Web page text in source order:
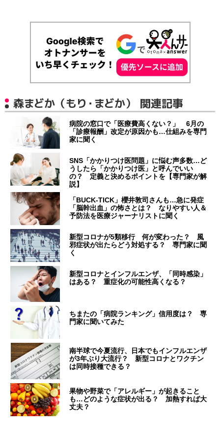
森まどか（もり・まどか） 関連記事
病院の窓口で「医療費高くない？」 6月の
「診療報酬」改定が原因かも…仕組みを専門
家に聞く
SNS「かかりつけ医問題」に悩む声多数…ど
うしたら「かかりつけ医」と呼んでいい
の？ 定義と決めるポイントを【専門家が解
説】
「BUCK‐TICK」櫻井敦司さんも…急に発症
「脳幹出血」の怖さとは？ なりやすい人＆
予防法を医療ジャーナリストに聞く
新型コロナが5類移行 何が変わった？ 風
邪症状が出たらどう対処する？ 専門家に聞
く
新型コロナとインフルエンザ、「同時感染」
はある？ 重症化の可能性高くなる？
ちまたの「病院ランキング」信用度は？ 専
門家に聞いてみた
南半球で今夏流行、日本でもインフルエンザ
が3年ぶり大流行？ 新型コロナとワクチン
は同時接種できる？
果物や野菜で「アレルギー」が起きること
も…どのような症状が出る？ 加熱すれば大
丈夫？